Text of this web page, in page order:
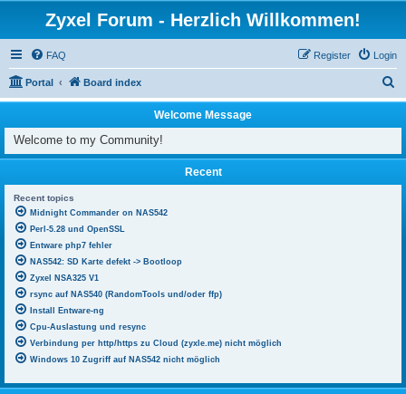
Zyxel Forum - Herzlich Willkommen!
FAQ Login
Register
Portal Board index
e
Welcome Message
Welcome to my Community!
Recent
Recent topics
Midnight Commander on NAS542
Perl-5.28 und OpenSSL
Entware php7 fehler
NAS542: SD Karte defekt -> Bootloop
Zyxel NSA325 V1
rsync auf NAS540 (RandomTools und/oder ffp)
Install Entware-ng
Cpu-Auslastung und resync
Verbindung per http/https zu Cloud (zyxle.me) nicht möglich
Windows 10 Zugriff auf NAS542 nicht möglich